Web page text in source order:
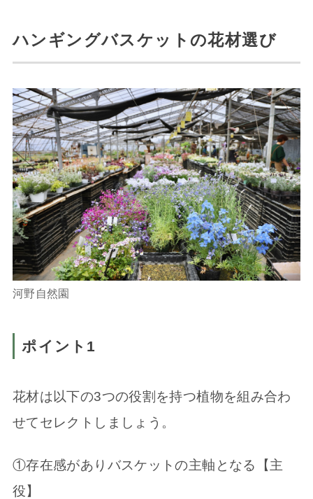
ハンギングバスケットの花材選び
河野自然園
ポイント1
花材は以下の3つの役割を持つ植物を組み合わ
せてセレクトしましょう。
①存在感がありバスケットの主軸となる【主
役】